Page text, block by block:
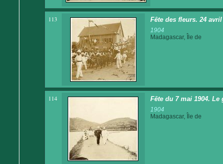
113 Fête des fleurs. 24 avril
1904
Madagascar, Île de
114 Fête du 7 mai 1904.
1904
Madagascar, Île de